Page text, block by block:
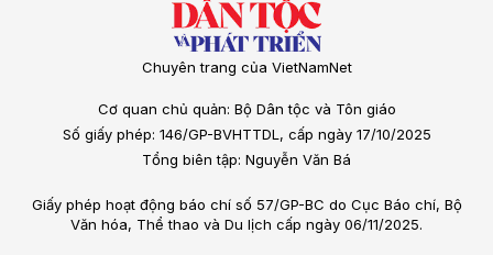
Chuyên trang của VietNamNet
Cơ quan chủ quản: Bộ Dân tộc và Tôn giáo
Số giấy phép: 146/GP-BVHTTDL, cấp ngày 17/10/2025
Tổng biên tập: Nguyễn Văn Bá
Giấy phép hoạt động báo chí số 57/GP-BC do Cục Báo chí, Bộ
Văn hóa, Thể thao và Du lịch cấp ngày 06/11/2025.